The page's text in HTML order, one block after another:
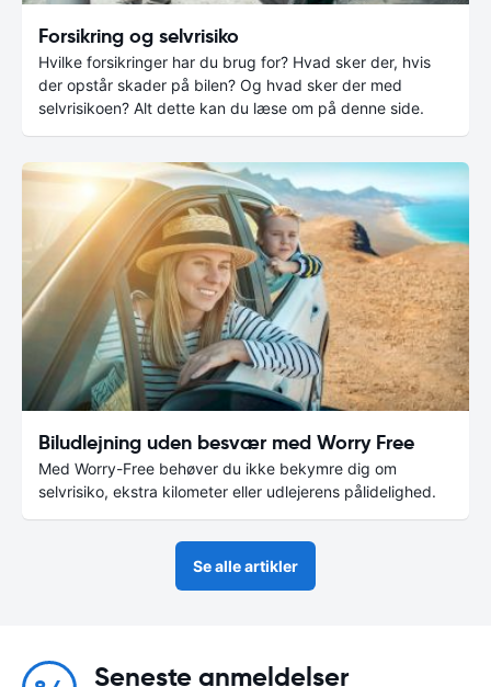
Forsikring og selvrisiko
Hvilke forsikringer har du brug for? Hvad sker der, hvis
der opstår skader på bilen? Og hvad sker der med
selvrisikoen? Alt dette kan du læse om på denne side.
Biludlejning uden besvær med Worry Free
Med Worry-Free behøver du ikke bekymre dig om
selvrisiko, ekstra kilometer eller udlejerens pålidelighed.
Se alle artikler
Seneste anmeldelser